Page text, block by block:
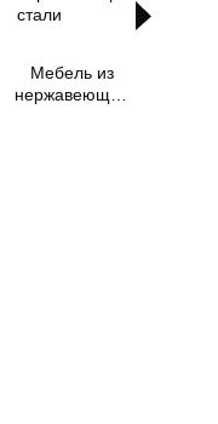
Мебель из
нержавеющей